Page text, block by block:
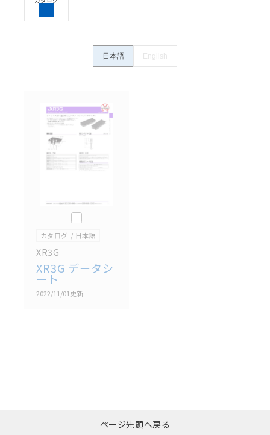
ていることを、必ず事前に確認してください。
ン事例は参考用ですので、ご採用に際しては機器・装
置の機能や安全性をご確認のうえご使用ください。・
ている可能性がありますがご容赦ください。
記載されているサービス内容や連絡先等は作成当時の
ものであり、変更・改定させていただいている可能性
があります。改めて当サイトの掲載内容をご確認のう
え、ご用命下さいますようお願いいたします。
日本語 English
このカタログを選択
カタログ 日本語
XR3G
XR3G データシ
ート
2022/11/01更新
括ダウンロード
ページ先頭へ戻る